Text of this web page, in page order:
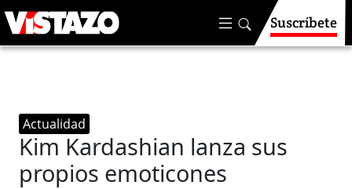
Suscríbete
Actualidad
Kim Kardashian lanza sus
propios emoticones